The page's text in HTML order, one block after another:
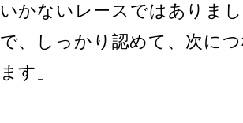
いかないレースではありま
で、しっかり認めて、次に
ます」